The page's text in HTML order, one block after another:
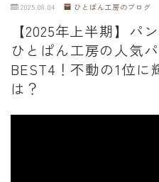
ブログ
SNS
YouTube
2025.08.04 ひとぱん工房のブログ
【2025年上半期】パ
ひとぱん工房の人気
BEST4！不動の1位に
は？